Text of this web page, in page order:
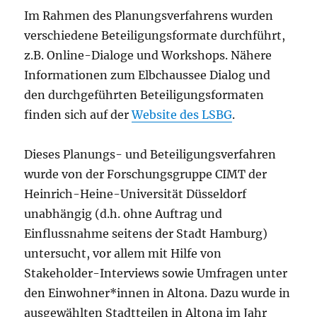
Im Rahmen des Planungsverfahrens wurden
verschiedene Beteiligungsformate durchführt,
z.B. Online-Dialoge und Workshops. Nähere
Informationen zum Elbchaussee Dialog und
den durchgeführten Beteiligungsformaten
finden sich auf derWebsite des LSBG.
Dieses Planungs- und Beteiligungsverfahren
wurde von der Forschungsgruppe CIMT der
Heinrich-Heine-Universität Düsseldorf
unabhängig (d.h. ohne Auftrag und
Einflussnahme seitens der Stadt Hamburg)
untersucht, vor allem mit Hilfe von
Stakeholder-Interviews sowie Umfragen unter
den Einwohner*innen in Altona. Dazu wurde in
ausgewählten Stadtteilen in Altona im Jahr